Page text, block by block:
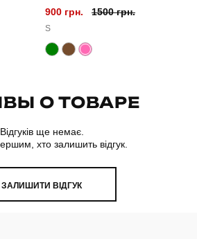
900 грн.
1500 грн.
S
О ТОВАРЕ
Відгуків ще немає.
хто залишить відгук.
ЗАЛИШИТИ ВІДГУК